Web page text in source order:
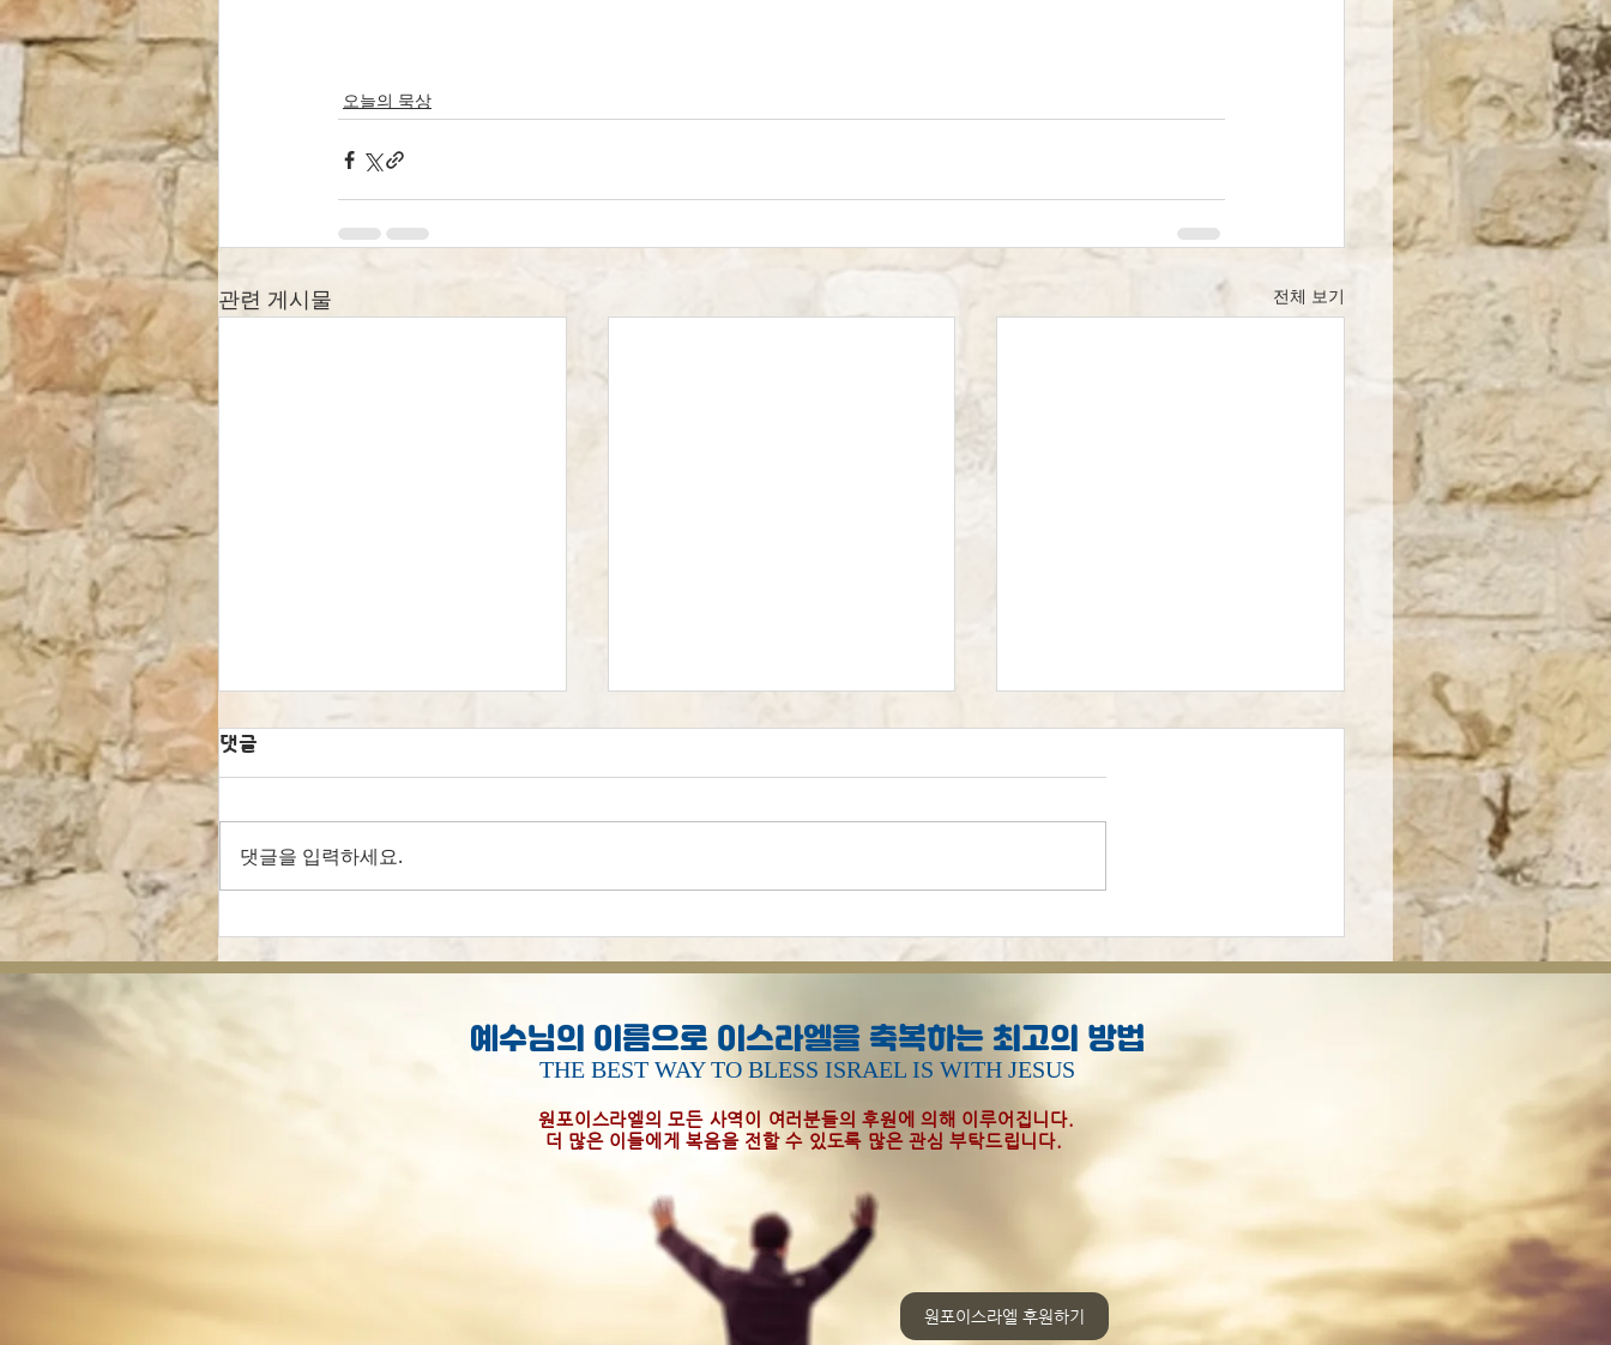
오늘의 묵상
관련 게시물 전체 보기
[오늘의 묵상] 선행으로 구원
받으셨나요?
[오늘의 묵상] 하나님은 걱정
하지 않으십니다
댓글
댓글을 입력하세요.
예수님의 이름으로 이스라엘을 축복하는 최고의 방법
THE BEST WAY TO BLESS ISRAEL IS WITH JESUS
원포이스라엘의 모든 사역이 여러분들의 후원에 의해 이루어집니다.
더 많은 이들에게 복음을 전할 수 있도록 많은 관심 부탁드립니다.
원포이스라엘 후원하기